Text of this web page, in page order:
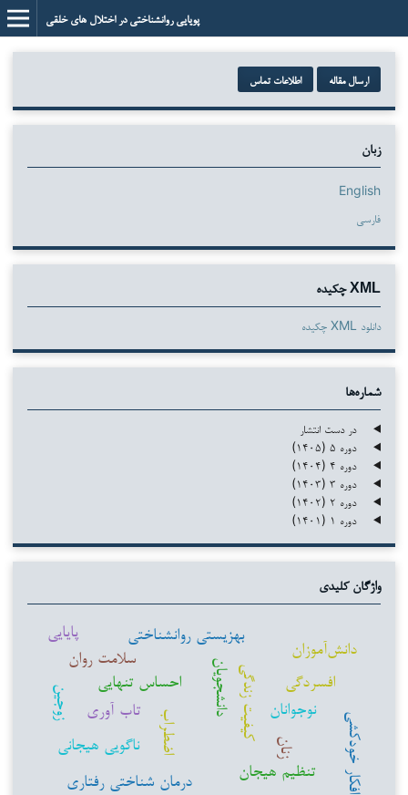
پویایی روانشناختی در اختلال های خلقی
ارسال مقاله اطلاعات تماس
زبان
English
فارسی
XML چکیده
دانلود XML چکیده
شماره‌ها
در دست انتشار
دوره ۵ (۱۴۰۵)
دوره ۴ (۱۴۰۴)
دوره ۳ (۱۴۰۳)
دوره ۲ (۱۴۰۲)
دوره ۱ (۱۴۰۱)
واژگان کلیدی
اضطراب
دانشجویانکیفیت زندگی نوجوانان
افسردگی
بهزیستی روانشناختی
دانش‌آموزان
زنان
تنظیم هیجان
درمان شناختی رفتاری
ناگویی هیجانی
احساس تنهایی
زوجین
افکار خودکشی
تاب آوری
سلامت روان
پایایی